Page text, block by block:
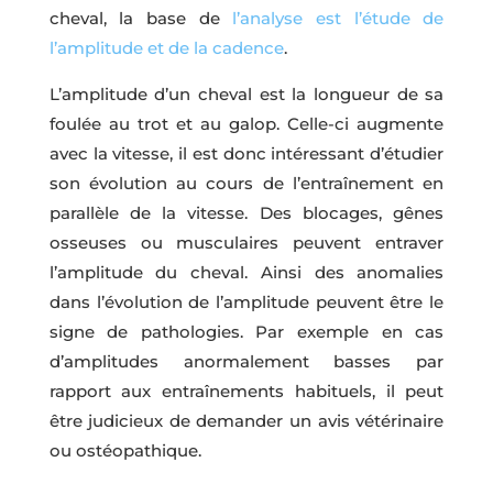
cheval, la base de l’analyse est l’étude de
l’amplitude et de la cadence.
L’amplitude d’un cheval est la longueur de sa
foulée au trot et au galop. Celle-ci augmente
avec la vitesse, il est donc intéressant d’étudier
son évolution au cours de l’entraînement en
parallèle de la vitesse. Des blocages, gênes
osseuses ou musculaires peuvent entraver
l’amplitude du cheval. Ainsi des anomalies
dans l’évolution de l’amplitude peuvent être le
signe de pathologies. Par exemple en cas
d’amplitudes anormalement basses par
rapport aux entraînements habituels, il peut
être judicieux de demander un avis vétérinaire
ou ostéopathique.